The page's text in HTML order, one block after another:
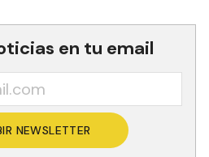
en tu email
NEWSLETTER